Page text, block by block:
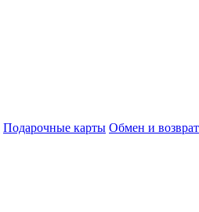
Подарочные карты Обмен и возврат